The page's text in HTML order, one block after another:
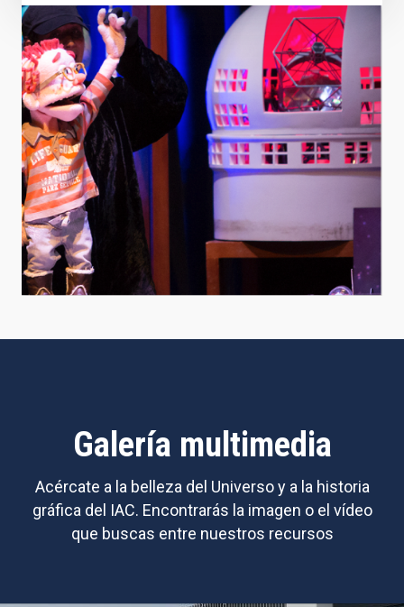
Galería multimedia
Acércate a la belleza del Universo y a la historia
gráfica del IAC. Encontrarás la imagen o el vídeo
que buscas entre nuestros recursos